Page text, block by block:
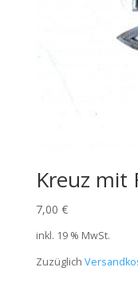
Kreuz mit
7,00 €
inkl. 19 % MwSt.
Zuzüglich